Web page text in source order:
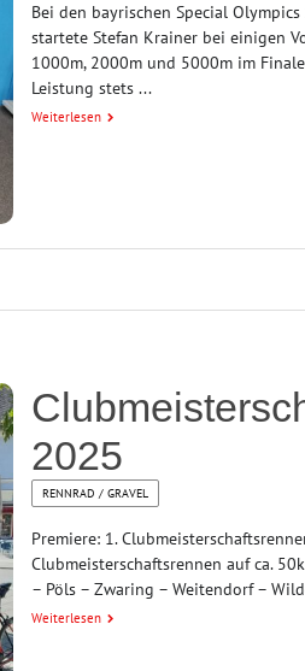
Bei den bayrischen Special
startete Stefan Krainer bei einigen
1000m, 2000m und 5000m im
Leistung stets ...
Weiterlesen
2025
RENNRAD / GRAVEL
Premiere: 1.
Clubmeisterschaftsrennen auf ca.
– Pöls – Zwaring – Weitendorf –
Weiterlesen